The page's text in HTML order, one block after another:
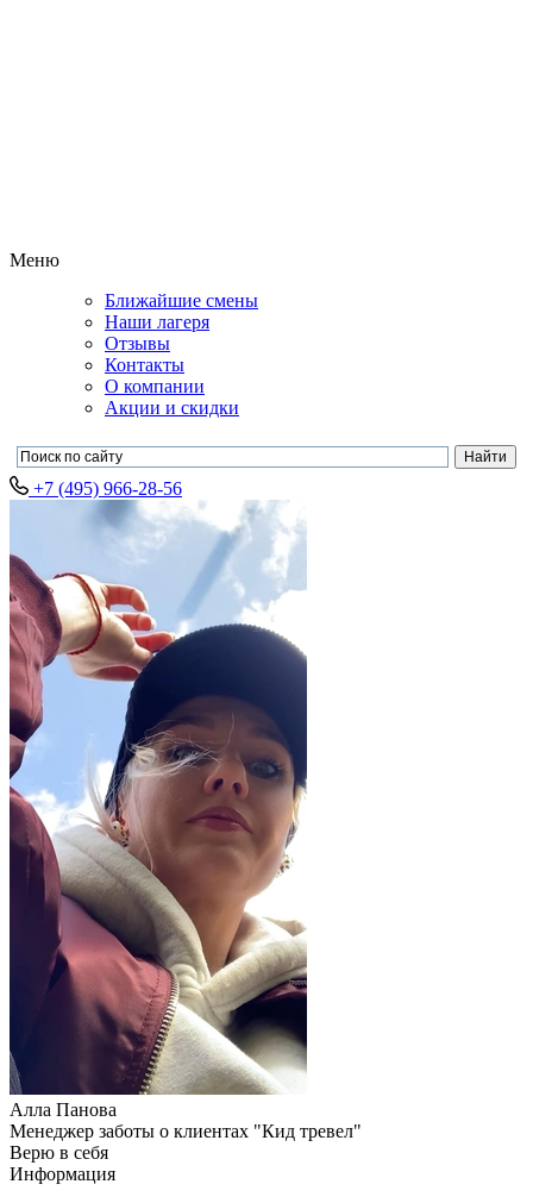
Меню
Ближайшие смены
Наши лагеря
Отзывы
Контакты
О компании
Акции и скидки
+7 (495) 966-28-56
Алла Панова
Менеджер заботы о клиентах "Кид тревел"
Верю в себя
Информация